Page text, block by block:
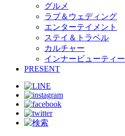
グルメ
ラブ＆ウェディング
エンターテイメント
ステイ＆トラベル
カルチャー
インナービューティー
PRESENT